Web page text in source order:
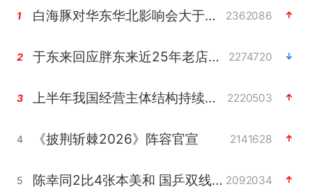
1 白海豚对华东华北影响会大于巴威 2362086
2 于东来回应胖东来近25年老店年底关闭 2274720
3 上半年我国经营主体结构持续优化 2220503
4 《披荆斩棘2026》阵容官宣 2141628
5 陈幸同2比4张本美和 国乒双线丢冠 2092034